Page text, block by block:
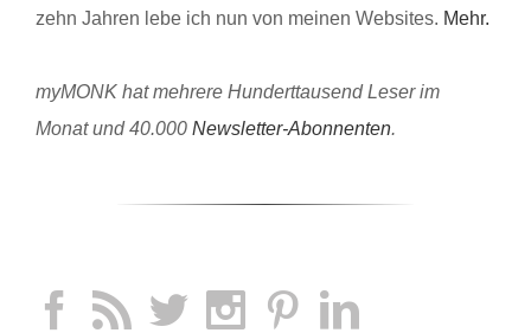
zehn Jahren lebe ich nun von meinen Websites. Mehr.
myMONK hat mehrere Hunderttausend Leser im
Monat und 40.000 Newsletter-Abonnenten.